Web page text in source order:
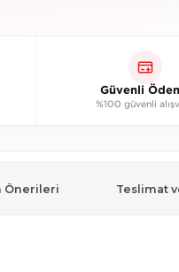
Güvenli
%100 güvenli
Önerileri Teslimat